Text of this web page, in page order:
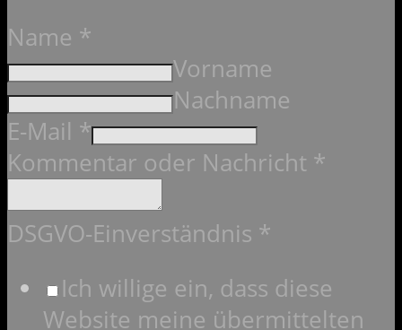
Name *
Vorname
Nachname
E-Mail *
Kommentar oder Nachricht *
DSGVO-Einverständnis *
Ich willige ein, dass diese
Website meine übermittelten